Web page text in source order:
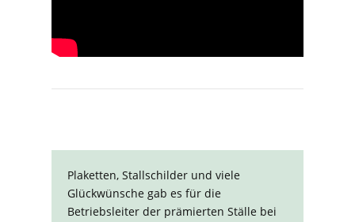
Plaketten, Stallschilder und viele
Glückwünsche gab es für die
Betriebsleiter der prämierten Ställe bei